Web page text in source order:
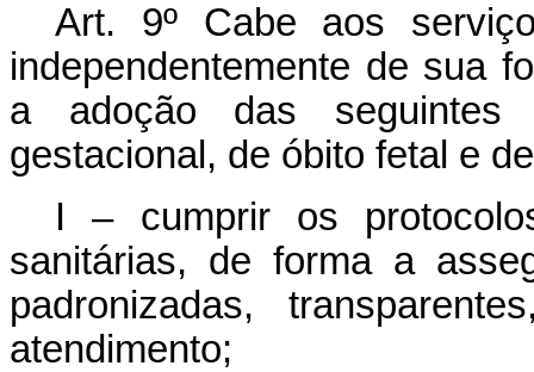
Art. 9ºCabe aos
independentemente de sua
a adoção das
gestacional, de óbito fetal e
I – cumprir os
sanitárias, de forma a
padronizadas,
atendimento;